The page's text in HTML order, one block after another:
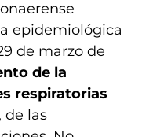
epidemiológica
de marzo de
de la
respiratorias
de las